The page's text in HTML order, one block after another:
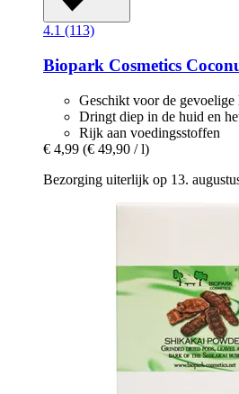
4.1 (113)
Biopark Cosmetics
Geschikt voor de gevoelige
Dringt diep in de huid en
Rijk aan voedingsstoffen
€ 4,99 (€ 49,90 / l)
Bezorging uiterlijk op 13.